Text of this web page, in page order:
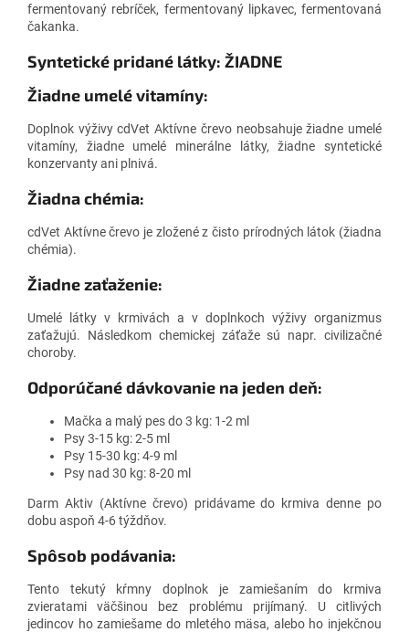
fermentovaný rebríček, fermentovaný lipkavec, fermentovaná
čakanka.
Syntetické pridané látky: ŽIADNE
Žiadne umelé vitamíny:
Doplnok výživy cdVet Aktívne črevo neobsahuje žiadne umelé
vitamíny, žiadne umelé minerálne látky, žiadne syntetické
konzervanty ani plnivá.
Žiadna chémia:
cdVet Aktívne črevo je zložené z čisto prírodných látok (žiadna
chémia).
Žiadne zaťaženie:
Umelé látky v krmivách a v doplnkoch výživy organizmus
zaťažujú. Následkom chemickej záťaže sú napr. civilizačné
choroby.
Odporúčané dávkovanie na jeden deň:
Mačka a malý pes do 3 kg: 1-2 ml
Psy 3-15 kg: 2-5 ml
Psy 15-30 kg: 4-9 ml
Psy nad 30 kg: 8-20 ml
Darm Aktiv (Aktívne črevo) pridávame do krmiva denne po
dobu aspoň 4-6 týždňov.
Spôsob podávania:
Tento tekutý kŕmny doplnok je zamiešaním do krmiva
zvieratami väčšinou bez problému prijímaný. U citlivých
jedincov ho zamiešame do mletého mäsa, alebo ho injekčnou